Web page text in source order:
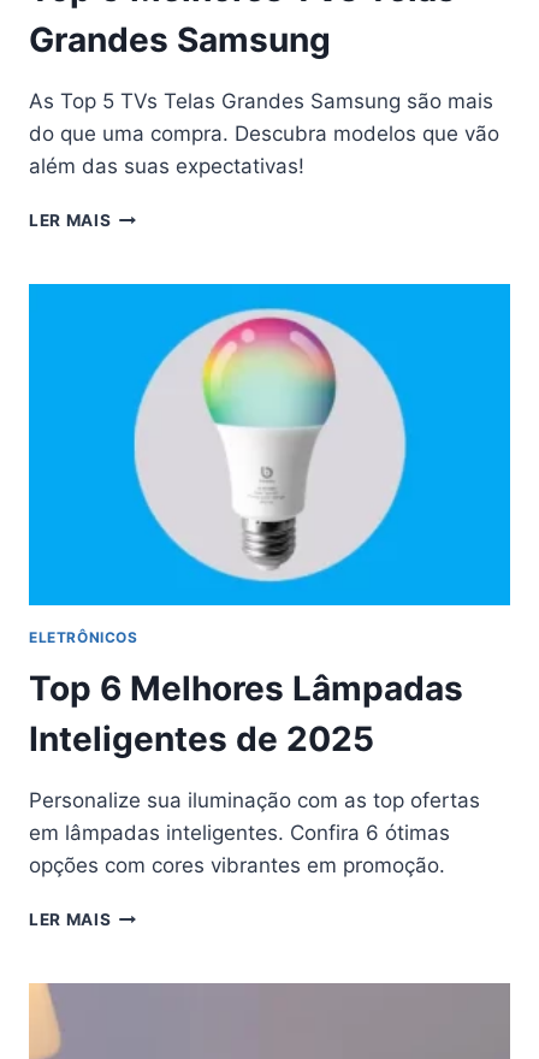
Grandes Samsung
As Top 5 TVs Telas Grandes Samsung são mais
do que uma compra. Descubra modelos que vão
além das suas expectativas!
LER MAIS TOP
TVS
GRANDES
SAMSUNG
ELETRÔNICOS
Top 6 Melhores Lâmpadas
Inteligentes de 2025
Personalize sua iluminação com as top ofertas
em lâmpadas inteligentes. Confira 6 ótimas
opções com cores vibrantes em promoção.
LER MAIS TOP
LÂMPADAS